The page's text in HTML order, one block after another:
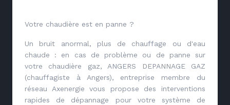
Votre chaudière est en panne ?
Un bruit anormal, plus de chauffage ou d'eau
chaude : en cas de problème ou de panne sur
votre chaudière gaz, ANGERS DEPANNAGE GAZ
(chauffagiste à Angers), entreprise membre du
réseau Axenergie vous propose des interventions
rapides de dépannage pour votre système de